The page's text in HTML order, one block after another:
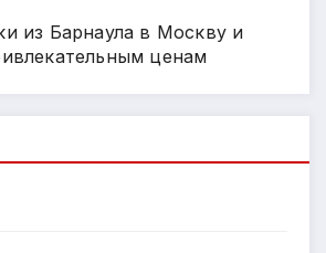
из Барнаула в Москву и
ценам